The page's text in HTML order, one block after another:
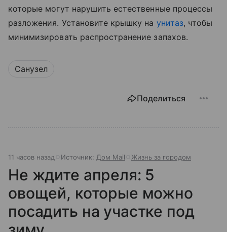
которые могут нарушить естественные процессы
разложения. Установите крышку на унитаз, чтобы
минимизировать распространение запахов.
Санузел
Поделиться
11 часов назад Источник: Дом Mail Жизнь за городом
Не ждите апреля: 5
овощей, которые можно
посадить на участке под